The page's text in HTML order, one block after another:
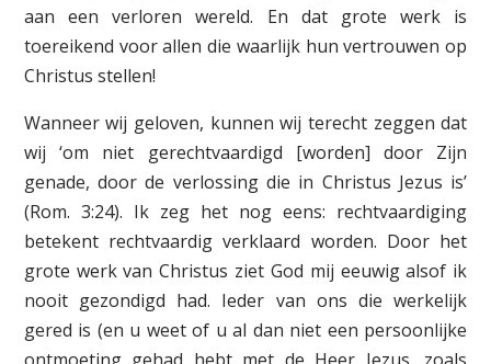
aan een verloren wereld. En dat grote werk is
toereikend voor allen die waarlijk hun vertrouwen op
Christus stellen!
Wanneer wij geloven, kunnen wij terecht zeggen dat
wij ‘om niet gerechtvaardigd [worden] door Zijn
genade, door de verlossing die in Christus Jezus is’
(Rom. 3:24). Ik zeg het nog eens: rechtvaardiging
betekent rechtvaardig verklaard worden. Door het
grote werk van Christus ziet God mij eeuwig alsof ik
nooit gezondigd had. Ieder van ons die werkelijk
gered is (en u weet of u al dan niet een persoonlijke
ontmoeting gehad hebt met de Heer Jezus, zoals